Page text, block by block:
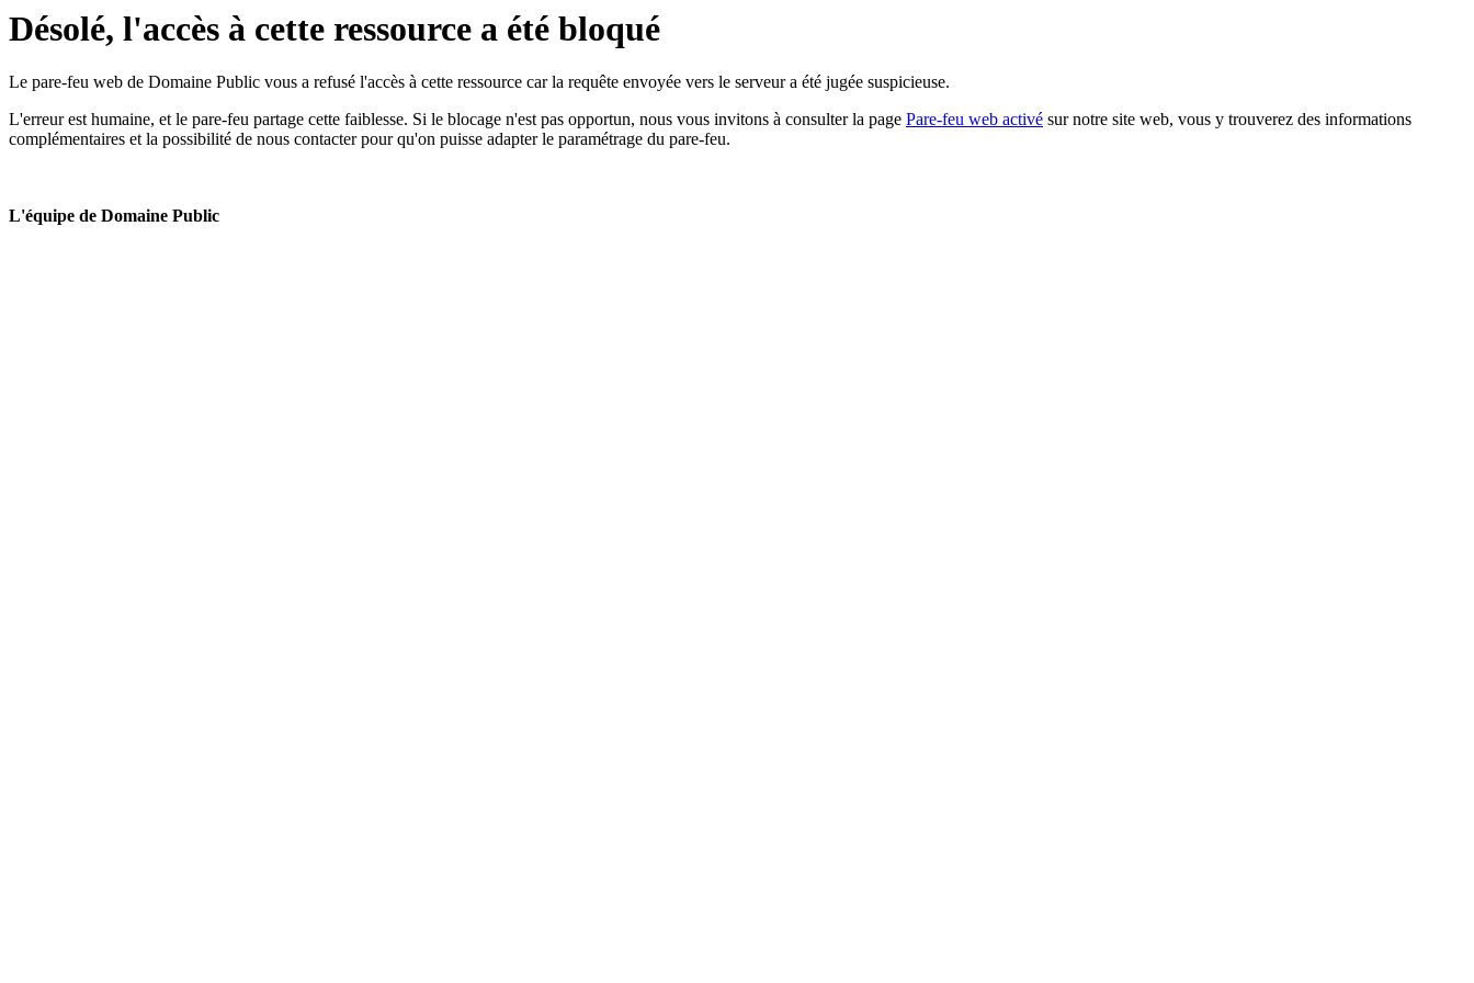
Désolé, l'accès à cette ressource a été bloqué
Le pare-feu web de Domaine Public vous a refusé l'accès à cette ressource car la requête envoyée vers le serveur a été jugée suspicieuse.
L'erreur est humaine, et le pare-feu partage cette faiblesse. Si le blocage n'est pas opportun, nous vous invitons à consulter la page Pare-feu web activé sur notre site web, vous y trouverez des informations
complémentaires et la possibilité de nous contacter pour qu'on puisse adapter le paramétrage du pare-feu.
L'équipe de Domaine Public